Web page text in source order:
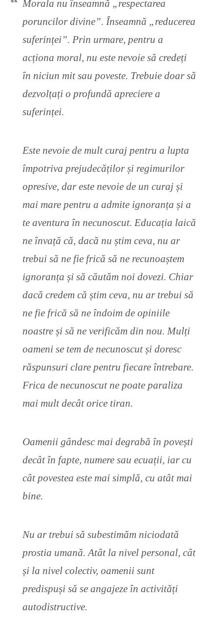
Morala nu înseamnă „respectarea
poruncilor divine”. Înseamnă „reducerea
suferinței”. Prin urmare, pentru a
acționa moral, nu este nevoie să credeți
în niciun mit sau poveste. Trebuie doar să
dezvolțați o profundă apreciere a
suferinței.
Este nevoie de mult curaj pentru a lupta
împotriva prejudecăților și regimurilor
opresive, dar este nevoie de un curaj și
mai mare pentru a admite ignoranța și a
te aventura în necunoscut. Educația laică
ne învață că, dacă nu știm ceva, nu ar
trebui să ne fie frică să ne recunoaștem
ignoranța și să căutăm noi dovezi. Chiar
dacă credem că știm ceva, nu ar trebui să
ne fie frică să ne îndoim de opiniile
noastre și să ne verificăm din nou. Mulți
oameni se tem de necunoscut și doresc
răspunsuri clare pentru fiecare întrebare.
Frica de necunoscut ne poate paraliza
mai mult decât orice tiran.
Oamenii gândesc mai degrabă în povești
decât în ​​fapte, numere sau ecuații, iar cu
cât povestea este mai simplă, cu atât mai
bine.
Nu ar trebui să subestimăm niciodată
prostia umană. Atât la nivel personal, cât
și la nivel colectiv, oamenii sunt
predispuși să se angajeze în activități
autodistructive.